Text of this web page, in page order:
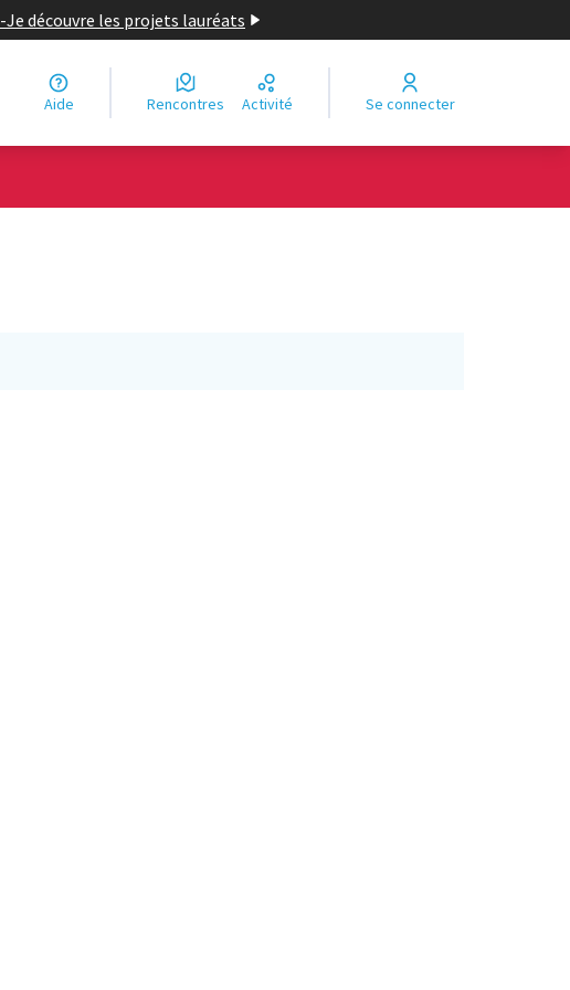
-Je découvre les projets lauréats
Aide Rencontres Activité Se connecter